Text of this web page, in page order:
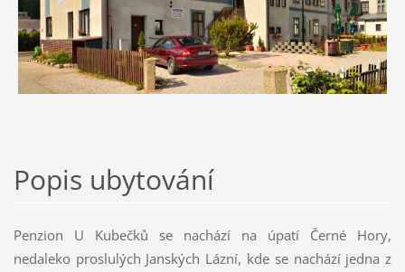
Popis ubytování
Penzion U Kubečků se nachází na úpatí Černé Hory,
nedaleko proslulých Janských Lázní, kde se nachází jedna z